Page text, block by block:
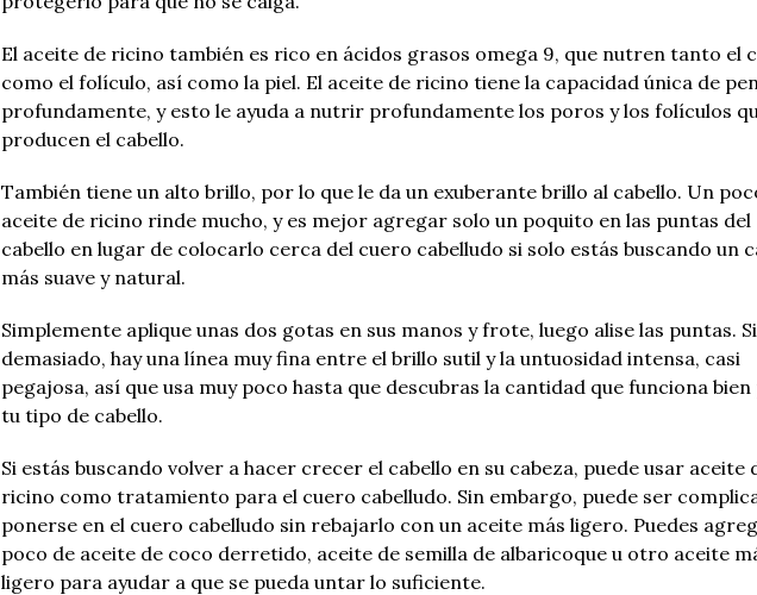
El aceite de ricino también es rico en ácidos grasos omega 9, que nutren tanto el
como el folículo, así como la piel. El aceite de ricino tiene la capacidad única de
profundamente, y esto le ayuda a nutrir profundamente los poros y los folículos
producen el cabello.
También tiene un alto brillo, por lo que le da un exuberante brillo al cabello. Un
aceite de ricino rinde mucho, y es mejor agregar solo un poquito en las puntas del
cabello en lugar de colocarlo cerca del cuero cabelludo si solo estás buscando un
más suave y natural.
Simplemente aplique unas dos gotas en sus manos y frote, luego alise las puntas.
demasiado, hay una línea muy fina entre el brillo sutil y la untuosidad intensa, casi
pegajosa, así que usa muy poco hasta que descubras la cantidad que funciona
tu tipo de cabello.
Si estás buscando volver a hacer crecer el cabello en su cabeza, puede usar aceite
ricino como tratamiento para el cuero cabelludo. Sin embargo, puede ser
ponerse en el cuero cabelludo sin rebajarlo con un aceite más ligero. Puedes
poco de aceite de coco derretido, aceite de semilla de albaricoque u otro aceite
ligero para ayudar a que se pueda untar lo suficiente.